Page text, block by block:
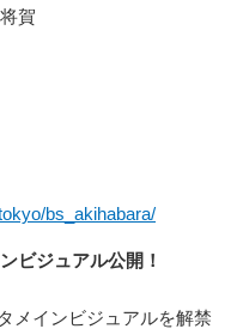
賀
bs_akihabara/
ビジュアル公開！
メインビジュアルを解禁